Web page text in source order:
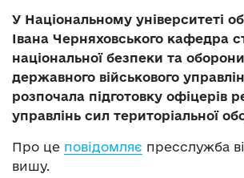
У Національному університеті
Івана Черняховського кафедра
національної безпеки та
державного військового
розпочала підготовку офіцерів
управлінь сил територіальної
Про це повідомляє пресслужба
вишу.